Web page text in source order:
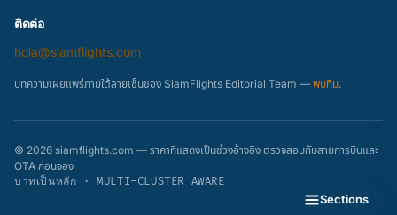
Sections
ติดต่อ
hola@siamflights.com
บทความเผยแพร่ภายใต้ลายเซ็นของ SiamFlights Editorial Team — พบทีม.
© 2026 siamflights.com — ราคาที่แสดงเป็นช่วงอ้างอิง ตรวจสอบกับสายการบินและ
OTA ก่อนจอง
บาทเป็นหลัก · MULTI-CLUSTER AWARE